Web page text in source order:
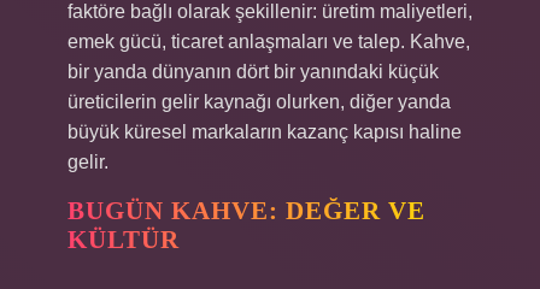
faktöre bağlı olarak şekillenir: üretim maliyetleri,
emek gücü, ticaret anlaşmaları ve talep. Kahve,
bir yanda dünyanın dört bir yanındaki küçük
üreticilerin gelir kaynağı olurken, diğer yanda
büyük küresel markaların kazanç kapısı haline
gelir.
BUGÜN KAHVE: DEĞER VE
KÜLTÜR